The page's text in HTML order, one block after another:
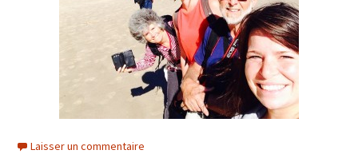
Laisser un commentaire